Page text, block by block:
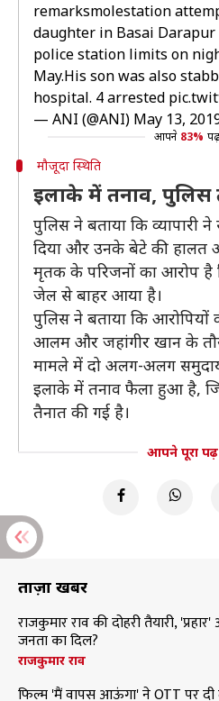
remarksmolestation
daughter in Basai
police station limits on
May.His son was also
hospital. 4 arrested
— ANI (@ANI) May 13,
आपने 83%
मौजूदा स्थिति
इलाके में तनाव, पुलिस
पुलिस ने बताया कि व्यापारी
दिया और उनके बेटे की हालत
मृतक के परिजनों का आरोप है
जेल से बाहर आया है।
पुलिस ने बताया कि आरोपियों
आलम और जहांगीर खान के
मामले में दो अलग-अलग
इलाके में तनाव फैला हुआ है,
तैनात की गई है।
आपने पूरा पढ़
ताज़ा खबरें
राजकुमार राव की दोहरी तैयारी,
जनता का दिल?
राजकुमार राव
फिल्म 'मैं वापस आऊंगा' ने OTT पर